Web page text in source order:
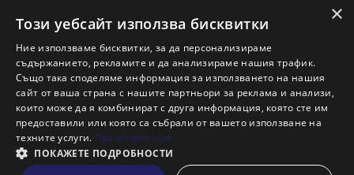
ново
Абонирам се
НАЙ-ПОПУЛЯРНИ ТЪРСЕНИЯ:
Общи условия
Политика за "бисквитки"
Политики за поверителност
Информация по ЗЗЛПСПООИН
×
Този уебсайт използва бисквитки
Ние използваме бисквитки, за да персонализираме
съдържанието, рекламите и да анализираме нашия трафик.
Също така споделяме информация за използването на нашия
сайт от ваша страна с нашите партньори за реклама и анализи,
които може да я комбинират с друга информация, която сте им
предоставили или която са събрали от вашето използване на
техните услуги. Прочетете още
ПОКАЖЕТЕ ПОДРОБНОСТИ